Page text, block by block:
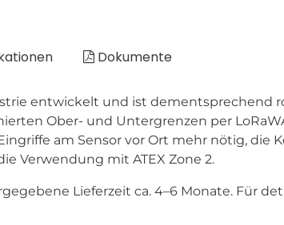
Dokumente
entwickelt und ist dementsprechend
Ober- und Untergrenzen per
am Sensor vor Ort mehr nötig, die
Verwendung mit ATEX Zone 2.
Lieferzeit ca. 4–6 Monate. Für